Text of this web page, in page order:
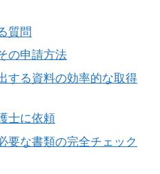
質問
の申請方法
する資料の効率的な取得
士に依頼
要な書類の完全チェック